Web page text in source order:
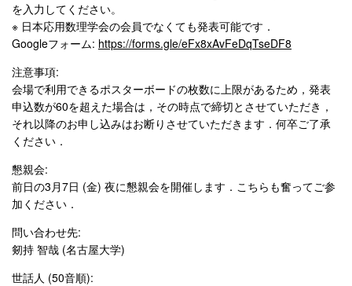
を入力してください。
※ 日本応用数理学会の会員でなくても発表可能です．
Googleフォーム: https://forms.gle/eFx8xAvFeDqTseDF8
注意事項:
会場で利用できるポスターボードの枚数に上限があるため，発表
申込数が60を超えた場合は，その時点で締切とさせていただき，
それ以降のお申し込みはお断りさせていただきます．何卒ご了承
ください．
懇親会:
前日の3月7日 (金) 夜に懇親会を開催します．こちらも奮ってご参
加ください．
問い合わせ先:
剱持 智哉 (名古屋大学)
世話人 (50音順):